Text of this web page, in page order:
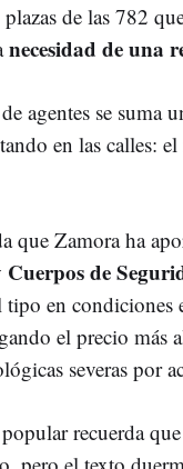
de las 782
necesidad de una
agentes se suma
en las calles:
que Zamora ha
Cuerpos de
en condiciones
el precio más
severas por
recuerda